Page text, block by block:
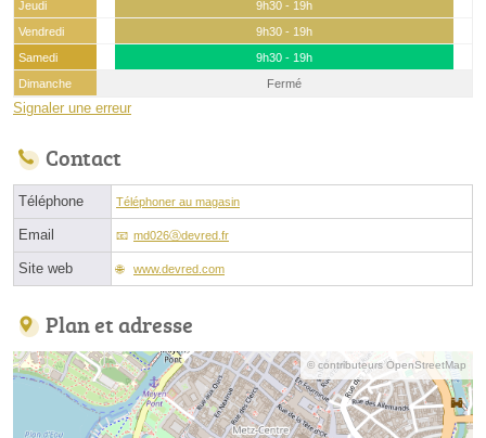
Jeudi
9h30 - 19h
Vendredi
9h30 - 19h
Samedi
9h30 - 19h
Dimanche
Fermé
Signaler une erreur
Contact
Téléphone Téléphoner au magasin
Email md026ⓐdevred.fr
Site web www.devred.com
Plan et adresse
© contributeurs OpenStreetMap